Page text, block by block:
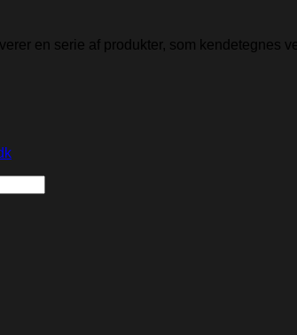
en serie af produkter, som